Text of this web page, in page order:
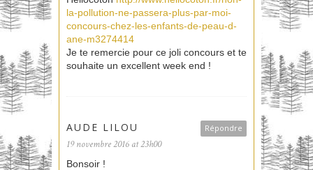
la-pollution-ne-passera-plus-par-moi-
concours-chez-les-enfants-de-peau-d-
ane-m3274414
Je te remercie pour ce joli concours et te
souhaite un excellent week end !
Répondre
AUDE LILOU
19 novembre 2016 at 23h00
Bonsoir !